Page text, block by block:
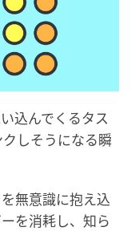
込んでくるタス
しそうになる瞬
無意識に抱え込
を消耗し、知ら